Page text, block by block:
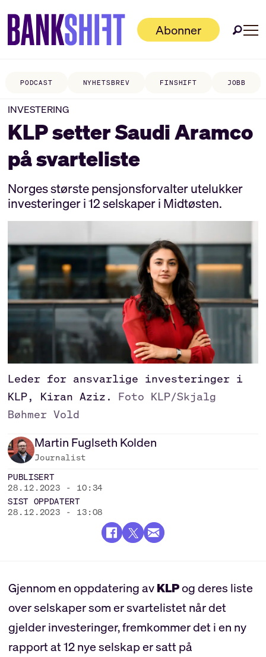
Abonner
PODCAST NYHETSBREV FINSHIFT JOBB
INVESTERING
KLP setter Saudi Aramco
på svarteliste
Norges største pensjonsforvalter utelukker
investeringer i 12 selskaper i Midtøsten.
Leder for ansvarlige investeringer i
KLP, Kiran Aziz.
Foto KLP/Skjalg
Bøhmer Vold
Martin Fuglseth Kolden
Journalist
PUBLISERT
28.12.2023 - 10:34
SIST OPPDATERT
28.12.2023 - 13:08
Gjennom en oppdatering avKLPog deres liste
over selskaper som er svartelistet når det
gjelder investeringer, fremkommer det i en ny
rapport at 12 nye selskap er satt på